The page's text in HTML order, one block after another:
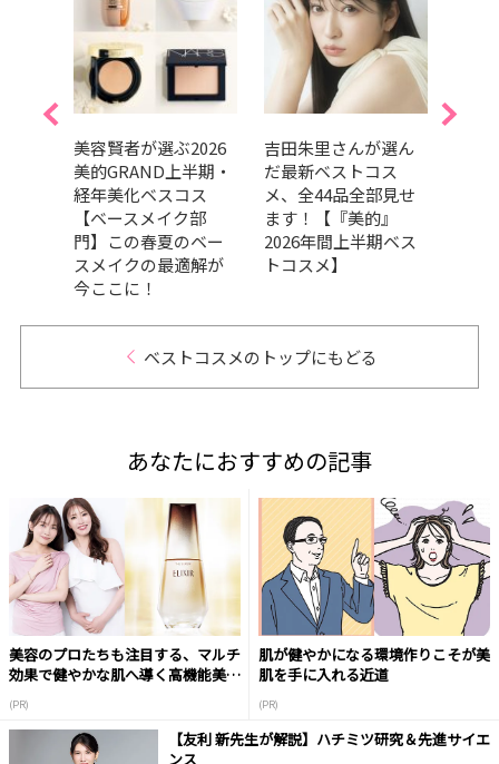
美容賢者が選ぶ2026
美的GRAND上半期・
経年美化ベスコス
【ベースメイク部
門】この春夏のベー
スメイクの最適解が
今ここに！
吉田朱里さんが選ん
だ最新ベストコス
メ、全44品全部見せ
ます！【『美的』
2026年間上半期ベス
トコスメ】
ベストコスメのトップにもどる
あなたにおすすめの記事
美容のプロたちも注目する、マルチ
効果で健やかな肌へ導く高機能美容
(PR)
肌が健やかになる環境作りこそが美
肌を手に入れる近道
(PR)
【友利 新先生が解説】ハチミツ研究＆先進サイエ
ンス